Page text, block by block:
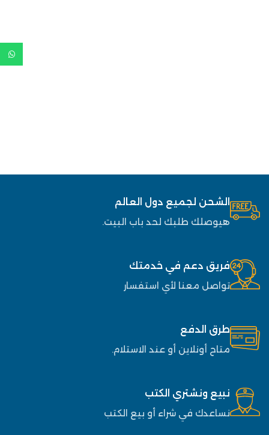
الشحن لجميع دول العالم
هيوصلك طلبك لحد باب البيت.
فريق دعم في خدمتك
تواصل معنا لأي استفسار
طرق الدفع
متاح أونلاين أو عند الاستلام.
نبيع ونشتري الكتب
نساعدك في شراء أو بيع الكتب